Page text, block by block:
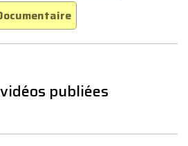
publiées